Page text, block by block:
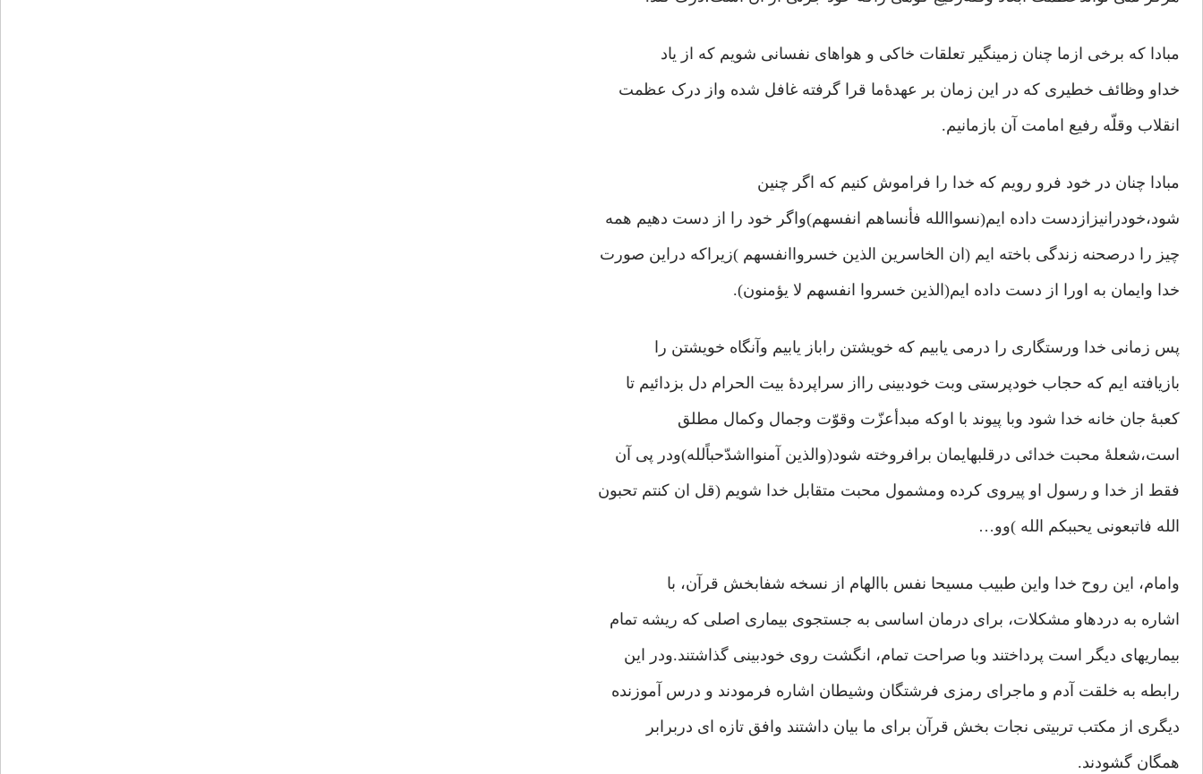
مبادا که برخی ازما چنان زمینگیر تعلقات خاکی و هواهای نفسانی شویم که از یاد
خداو وظائف خطیری که در این زمان بر عهدۀما قرا گرفته غافل شده واز درک عظمت
انقلاب وقلّه رفیع امامت آن بازمانیم.
مبادا چنان در خود فرو رویم که خدا را فراموش کنیم که اگر چنین
شود،خودرانیزازدست داده ایم(نسواالله فأنساهم انفسهم)واگر خود را از دست دهیم همه
چیز را درصحنه زندگی باخته ایم (ان الخاسرین الذین خسرواانفسهم )زیراکه دراین صورت
خدا وایمان به اورا از دست داده ایم(الذین خسروا انفسهم لا یؤمنون).
پس زمانی خدا ورستگاری را درمی یابیم که خویشتن راباز یابیم وآنگاه خویشتن را
بازیافته ایم که حجاب خودپرستی وبت خودبینی رااز سراپردۀ بیت الحرام دل بزدائیم تا
کعبۀ جان خانه خدا شود وبا پیوند با اوکه مبدأعزّت وقوّت وجمال وکمال مطلق
است،شعلۀ محبت خدائی درقلبهایمان برافروخته شود(والذین آمنوااشدّحباًلله)ودر پی آن
فقط از خدا و رسول او پیروی کرده ومشمول محبت متقابل خدا شویم (قل ان کنتم تحبون
الله فاتبعونی یحببکم الله )وو…
وامام، این روح خدا واین طبیب مسیحا نفس باالهام از نسخه شفابخش قرآن، با
اشاره به دردهاو مشکلات، برای درمان اساسی به جستجوی بیماری اصلی که ریشه تمام
بیماریهای دیگر است پرداختند وبا صراحت تمام، انگشت روی خودبینی گذاشتند.ودر این
رابطه به خلقت آدم و ماجرای رمزی فرشتگان وشیطان اشاره فرمودند و درس آموزنده
دیگری از مکتب تربیتی نجات بخش قرآن برای ما بیان داشتند وافق تازه ای دربرابر
همگان گشودند.